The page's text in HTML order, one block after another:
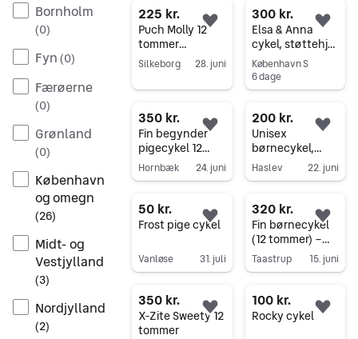
Bornholm
(0)
Fyn (0)
Færøerne
(0)
Grønland
(0)
København
og omegn
(26)
Midt- og
Vestjylland
(3)
Nordjylland
(2)
alderen2 til 4 år
225 kr.
Puch Molly 12
tommer
pigecykel
Silkeborg 28. juni
Føj til favoritter.
Gå til annoncen
300 kr.
Elsa & Anna
cykel, støttehjul
& støttepind
København S
6 dage
350 kr.
Fin begynder
pigecykel 12
tommer, passer
til alderen 2 til 4
Hornbæk 24. juni
Føj til favoritter.
200 kr.
Unisex
børnecykel,
løbecykel, 12
tommer hjul
Haslev 22. juni
50 kr.
Frost pige cykel
Vanløse 31. juli
Føj til favoritter.
320 kr.
Fin børnecykel
(12 tommer) –
Klar til nye
eventyr
Taastrup 15. juni
350 kr.
X-Zite Sweety 12
tommer
Føj til favoritter.
100 kr.
Rocky cykel